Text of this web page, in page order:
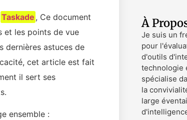
Taskade , Ce document
et les points de vue
dernières astuces de
cet article est fait
il sert ses
ensemble :
À
Je suis un
pour
d'outils
technologie
spécialise
la
large